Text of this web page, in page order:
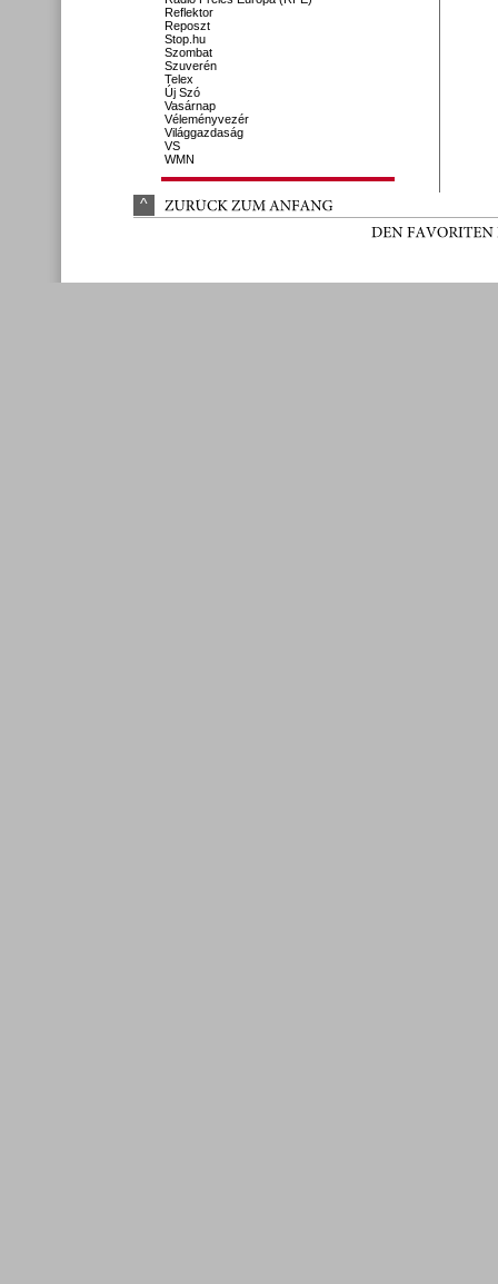
Reflektor
Reposzt
Stop.hu
Szombat
Szuverén
Telex
Új Szó
Vasárnap
Véleményvezér
Világgazdaság
VS
WMN
^ ZURÜCK ZUM ANFANG
DEN FAVORITEN